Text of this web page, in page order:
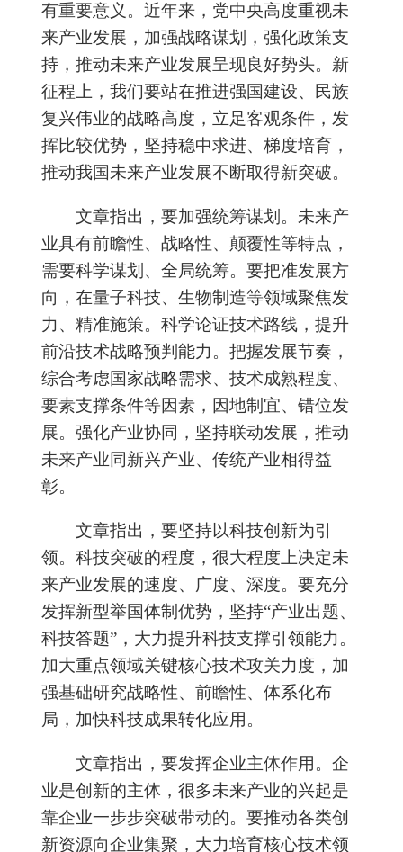
有重要意义。近年来，党中央高度重视未
来产业发展，加强战略谋划，强化政策支
持，推动未来产业发展呈现良好势头。新
征程上，我们要站在推进强国建设、民族
复兴伟业的战略高度，立足客观条件，发
挥比较优势，坚持稳中求进、梯度培育，
推动我国未来产业发展不断取得新突破。
文章指出，要加强统筹谋划。未来产
业具有前瞻性、战略性、颠覆性等特点，
需要科学谋划、全局统筹。要把准发展方
向，在量子科技、生物制造等领域聚焦发
力、精准施策。科学论证技术路线，提升
前沿技术战略预判能力。把握发展节奏，
综合考虑国家战略需求、技术成熟程度、
要素支撑条件等因素，因地制宜、错位发
展。强化产业协同，坚持联动发展，推动
未来产业同新兴产业、传统产业相得益
彰。
文章指出，要坚持以科技创新为引
领。科技突破的程度，很大程度上决定未
来产业发展的速度、广度、深度。要充分
发挥新型举国体制优势，坚持“产业出题、
科技答题”，大力提升科技支撑引领能力。
加大重点领域关键核心技术攻关力度，加
强基础研究战略性、前瞻性、体系化布
局，加快科技成果转化应用。
文章指出，要发挥企业主体作用。企
业是创新的主体，很多未来产业的兴起是
靠企业一步步突破带动的。要推动各类创
新资源向企业集聚，大力培育核心技术领